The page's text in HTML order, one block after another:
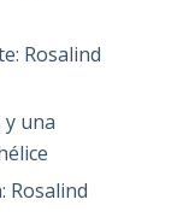
Rosalind
una
Rosalind